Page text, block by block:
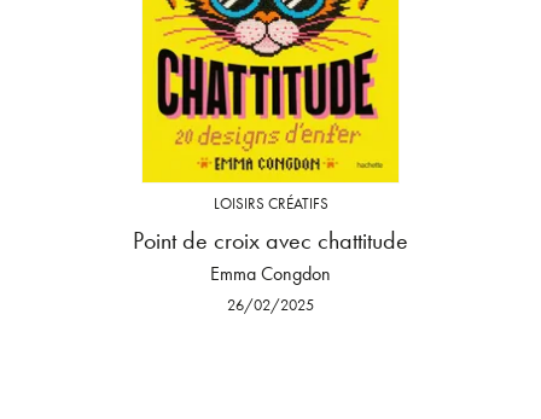
LOISIRS CRÉATIFS
Point de croix avec chattitude
Emma Congdon
26/02/2025